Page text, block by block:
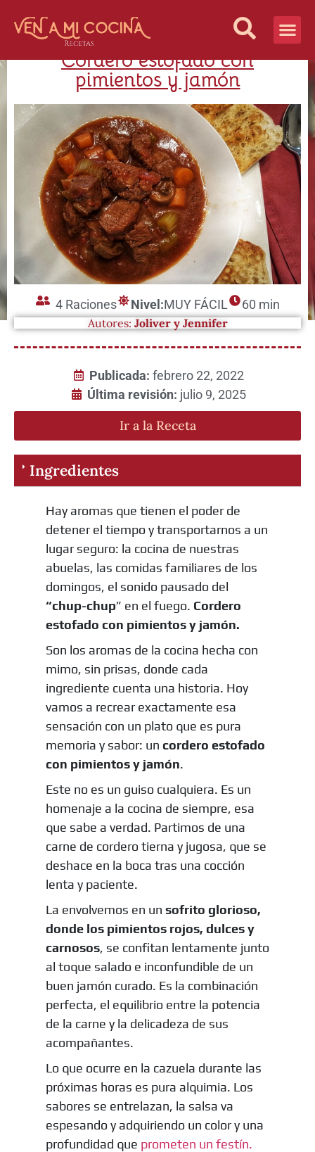
Cordero estofado con
pimientos y jamón
4 Raciones Nivel:MUY FÁCIL 60 min
Autores: Joliver y Jennifer
Publicada: febrero 22, 2022
Última revisión: julio 9, 2025
Ir a la Receta
Ingredientes
Hay aromas que tienen el poder de
detener el tiempo y transportarnos a un
lugar seguro: la cocina de nuestras
abuelas, las comidas familiares de los
domingos, el sonido pausado del
“chup-chup” en el fuego. Cordero
estofado con pimientos y jamón.
Son los aromas de la cocina hecha con
mimo, sin prisas, donde cada
ingrediente cuenta una historia. Hoy
vamos a recrear exactamente esa
sensación con un plato que es pura
memoria y sabor: un cordero estofado
con pimientos y jamón.
Este no es un guiso cualquiera. Es un
homenaje a la cocina de siempre, esa
que sabe a verdad. Partimos de una
carne de cordero tierna y jugosa, que se
deshace en la boca tras una cocción
lenta y paciente.
La envolvemos en un sofrito glorioso,
donde los pimientos rojos, dulces y
carnosos, se confitan lentamente junto
al toque salado e inconfundible de un
buen jamón curado. Es la combinación
perfecta, el equilibrio entre la potencia
de la carne y la delicadeza de sus
acompañantes.
Lo que ocurre en la cazuela durante las
próximas horas es pura alquimia. Los
sabores se entrelazan, la salsa va
espesando y adquiriendo un color y una
profundidad que prometen un festín.